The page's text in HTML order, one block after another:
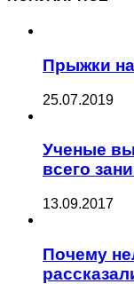
Прыжки на
25.07.2019
Ученые
всего
13.09.2017
Почему